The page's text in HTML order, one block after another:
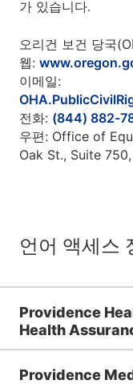
가 있습니다.
오리건 보건 당국
웹:
이메일:
전화: (844) 882-
우편: Office of
Oak St., Suite
언어 액세스
Providence
Health
Providence